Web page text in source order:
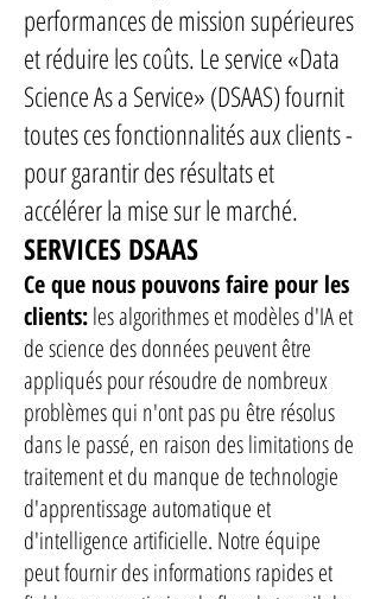
performances de mission supérieures
et réduire les coûts. Le service «Data
Science As a Service» (DSAAS) fournit
toutes ces fonctionnalités aux clients -
pour garantir des résultats et
accélérer la mise sur le marché.
SERVICES DSAAS
Ce que nous pouvons faire pour les
clients:les algorithmes et modèles d'IA et
de science des données peuvent être
appliqués pour résoudre de nombreux
problèmes qui n'ont pas pu être résolus
dans le passé, en raison des limitations de
traitement et du manque de technologie
d'apprentissage automatique et
d'intelligence artificielle. Notre équipe
peut fournir des informations rapides et